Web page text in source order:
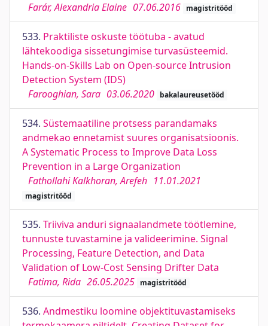
Farár, Alexandria Elaine 07.06.2016 magistritööd
533. Praktiliste oskuste töötuba - avatud
lähtekoodiga sissetungimise turvasüsteemid.
Hands-on-Skills Lab on Open-source Intrusion
Detection System (IDS)
Farooghian, Sara 03.06.2020 bakalaureusetööd
534. Süstemaatiline protsess parandamaks
andmekao ennetamist suures organisatsioonis.
A Systematic Process to Improve Data Loss
Prevention in a Large Organization
Fathollahi Kalkhoran, Arefeh 11.01.2021
magistritööd
535. Triiviva anduri signaalandmete töötlemine,
tunnuste tuvastamine ja valideerimine. Signal
Processing, Feature Detection, and Data
Validation of Low-Cost Sensing Drifter Data
Fatima, Rida 26.05.2025 magistritööd
536. Andmestiku loomine objektituvastamiseks